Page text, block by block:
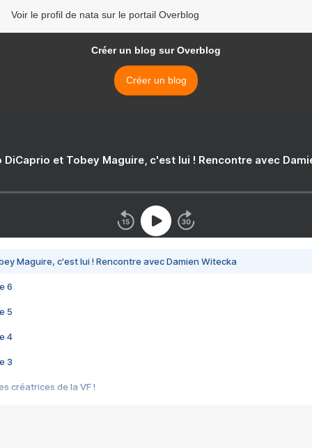
Voir le profil de nata sur le portail Overblog
Créer un blog sur Overblog
Créer un blog
DiCaprio et Tobey Maguire, c'est lui ! Rencontre avec
Maguire, c'est lui ! Rencontre avec Damien Witecka
6
5
4
3
créatrices de la VF !